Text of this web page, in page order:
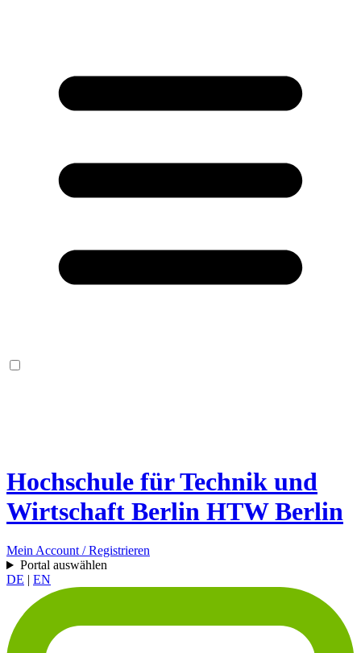
Hochschule für Technik und
Wirtschaft Berlin HTW Berlin
Mein Account / Registrieren
Portal auswählen
DE | EN